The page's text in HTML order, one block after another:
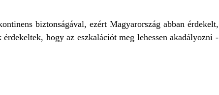
biztonságával, ezért Magyarország abban érdekelt,
hogy az eszkalációt meg lehessen akadályozni -